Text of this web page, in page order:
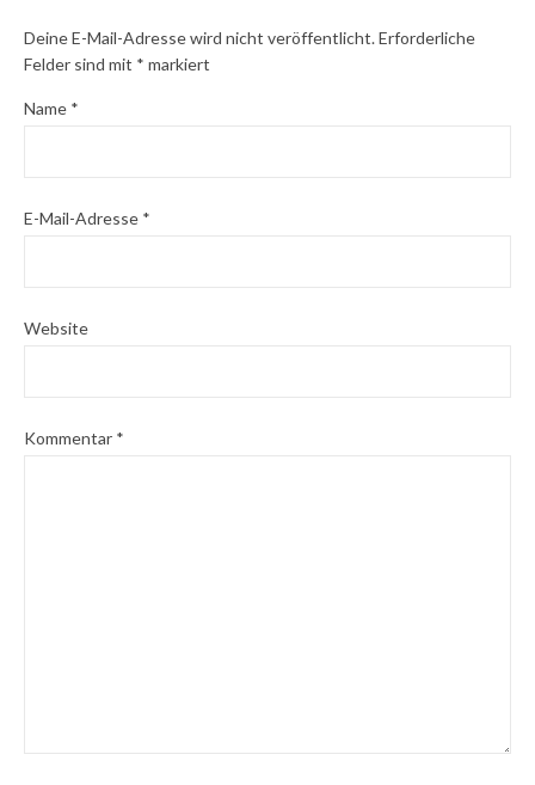
Deine E-Mail-Adresse wird nicht veröffentlicht.Erforderliche
Felder sind mit * markiert
Name *
E-Mail-Adresse *
Website
Kommentar *